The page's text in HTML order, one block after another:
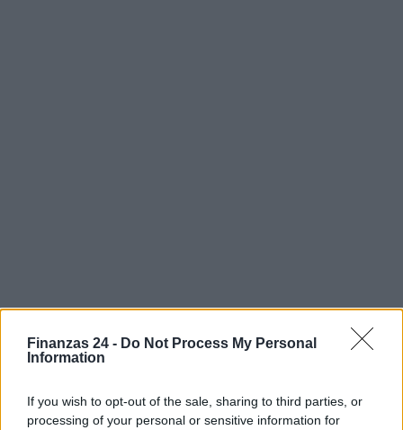
Finanzas 24 - Do Not Process My Personal
Information
If you wish to opt-out of the sale, sharing to third parties, or
processing of your personal or sensitive information for
Sigue leyendo